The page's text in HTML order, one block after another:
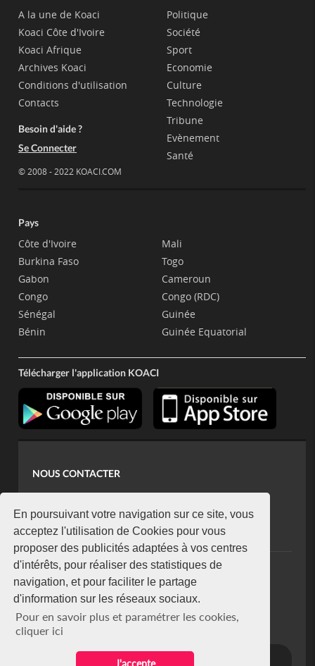
En poursuivant votre navigation sur ce site, vous
acceptez l'utilisation de Cookies pour vous
proposer des publicités adaptées à vos centres
d'intérêts, pour réaliser des statistiques de
navigation, et pour faciliter le partage
d'information sur les réseaux sociaux.
Pour en savoir plus et paramétrer les cookies,
cliquer ici
J'accepte
A la une de Koaci
Koaci Côte d'Ivoire
Koaci Afrique
Archives Koaci
Conditions d'utilisation
Contacts
Besoin d'aide ?
Se Connecter
© 2008 - 2022 KOACI.COM
Politique
Société
Sport
Economie
Culture
Technologie
Tribune
Evènement
Santé
Pays
Côte d'Ivoire
Burkina Faso
Gabon
Congo
Sénégal
Bénin
Mali
Togo
Cameroun
Congo (RDC)
Guinée
Guinée Equatorial
Télécharger l'application KOACI
NOUS CONTACTER
koaci@yahoo.fr
+225 07 08 85 52 93
NEWSLETTER
Restez connecté via notre newsletter
S'abonner
Se désabonner